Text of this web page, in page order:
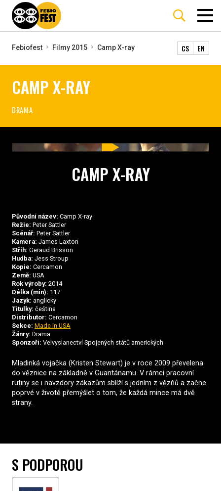
Febiofest Filmy 2015 Camp X-ray CS EN
CAMP X-RAY
DRAMA
CAMP X-RAY
Původní název: Camp X-ray
Režie: Peter Sattler
Scénář: Peter Sattler
Kamera: James Laxton
Střih: Geraud Brisson
Hudba: Jess Stroup
Kopie: Cercamon
Země: USA
Rok výroby: 2014
Délka (min): 117
Jazyk: anglicky
Titulky: čeština
Distributor: Cercamon
Sekce: Made in USA
Žánry: Drama
Sponzoři: Velvyslanectví Spojených států amerických
Mladinká vojačka (Kristen Stewart) je v roce 2009 převelena
do věznice na základně v Guantánamu. V rámci pracovní
rutiny se i navzdory zákazům sblíží s jedním z vězňů a začne
poprvé v životě přemýšlet o tom, že každá mince má dvě
strany.
S PODPOROU